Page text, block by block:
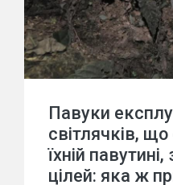
Павуки
світлячків,
їхній
цілей: яка ж